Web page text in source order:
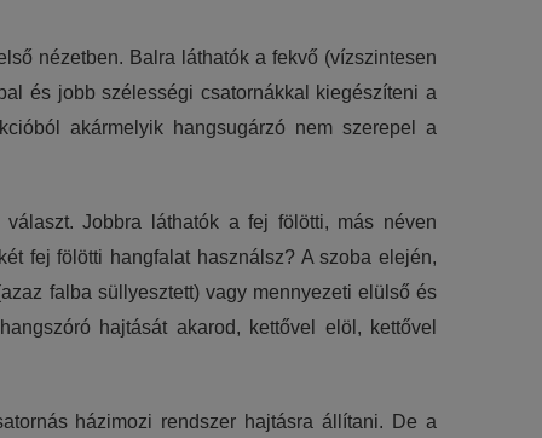
nézetben. Balra láthatók a fekvő (vízszintesen
és jobb szélességi csatornákkal kiegészíteni a
akármelyik hangsugárzó nem szerepel a
Jobbra láthatók a fej fölötti, más néven
fej fölötti hangfalat használsz? A szoba elején,
falba süllyesztett) vagy mennyezeti elülső és
hajtását akarod, kettővel elöl, kettővel
házimozi rendszer hajtásra állítani. De a
élményt nyújtsuk kedves